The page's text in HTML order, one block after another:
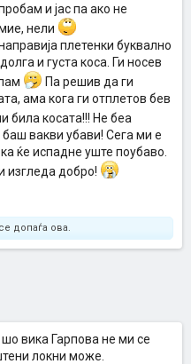
и јас па ако не
нели
плетенки буквално
и густа коса. Ги носев
Па решив да ги
ама кога ги отплетов бев
била косата!!! Не беа
вакви убави! Сега ми е
ќе испадне уште поубаво.
изгледа добро!
допаѓа ова.
вика Гарпова не ми се
локни може.